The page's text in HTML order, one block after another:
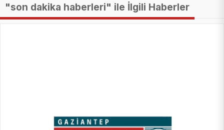
"son dakika haberleri" ile İlgili Haberler